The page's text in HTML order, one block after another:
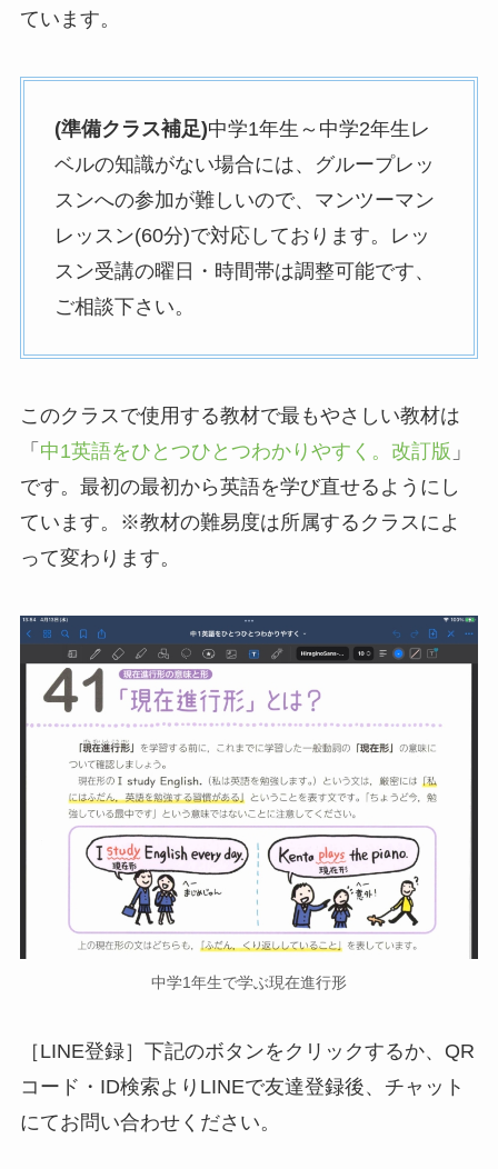
ています。
(準備クラス補足)中学1年生～中学2年生レ
ベルの知識がない場合には、グループレッ
スンへの参加が難しいので、マンツーマン
レッスン(60分)で対応しております。レッ
スン受講の曜日・時間帯は調整可能です、
ご相談下さい。
このクラスで使用する教材で最もやさしい教材は
「 中1英語をひとつひとつわかりやすく。改訂版 」
です。最初の最初から英語を学び直せるようにし
ています。※教材の難易度は所属するクラスによ
って変わります。
中学1年生で学ぶ現在進行形
［LINE登録］下記のボタンをクリックするか、QR
コード・ID検索よりLINEで友達登録後、チャット
にてお問い合わせください。